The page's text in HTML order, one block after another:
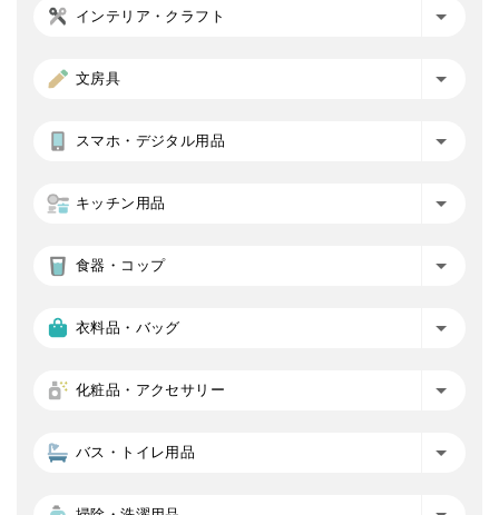
インテリア・クラフト
文房具
スマホ・デジタル用品
キッチン用品
食器・コップ
衣料品・バッグ
化粧品・アクセサリー
バス・トイレ用品